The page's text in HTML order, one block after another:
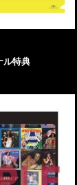
ル特典